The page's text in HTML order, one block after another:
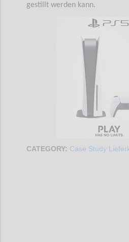
gestillt werden kann.
CATEGORY: Case Study